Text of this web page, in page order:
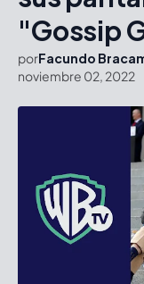
"Gossip
porFacundo
noviembre 02, 2022